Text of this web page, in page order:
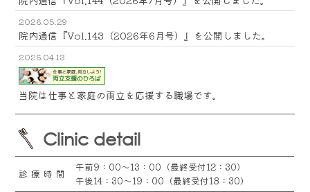
2026.05.29
院内通信『Vol.143（2026年6月号）』を公開しました。
2026.04.13
当院は仕事と家庭の両立を応援する職場です。
Clinic detail
診療時間
午前9：00～13：00（最終受付12：30）
午後14：30～19：00（最終受付18：30）